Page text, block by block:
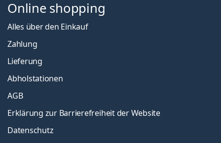
Online shopping
Alles über den Einkauf
Zahlung
Lieferung
Abholstationen
AGB
Erklärung zur Barrierefreiheit der Website
Datenschutz